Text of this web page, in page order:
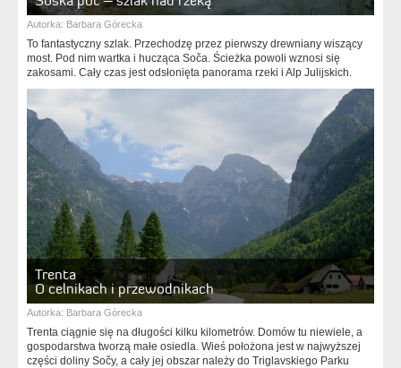
Autorka: Barbara Górecka
To fantastyczny szlak. Przechodzę przez pierwszy drewniany wiszący
most. Pod nim wartka i hucząca Soča. Ścieżka powoli wznosi się
zakosami. Cały czas jest odsłonięta panorama rzeki i Alp Julijskich.
Trenta
O celnikach i przewodnikach
Autorka: Barbara Górecka
Trenta ciągnie się na długości kilku kilometrów. Domów tu niewiele, a
gospodarstwa tworzą małe osiedla. Wieś położona jest w najwyższej
części doliny Sočy, a cały jej obszar należy do Triglavskiego Parku